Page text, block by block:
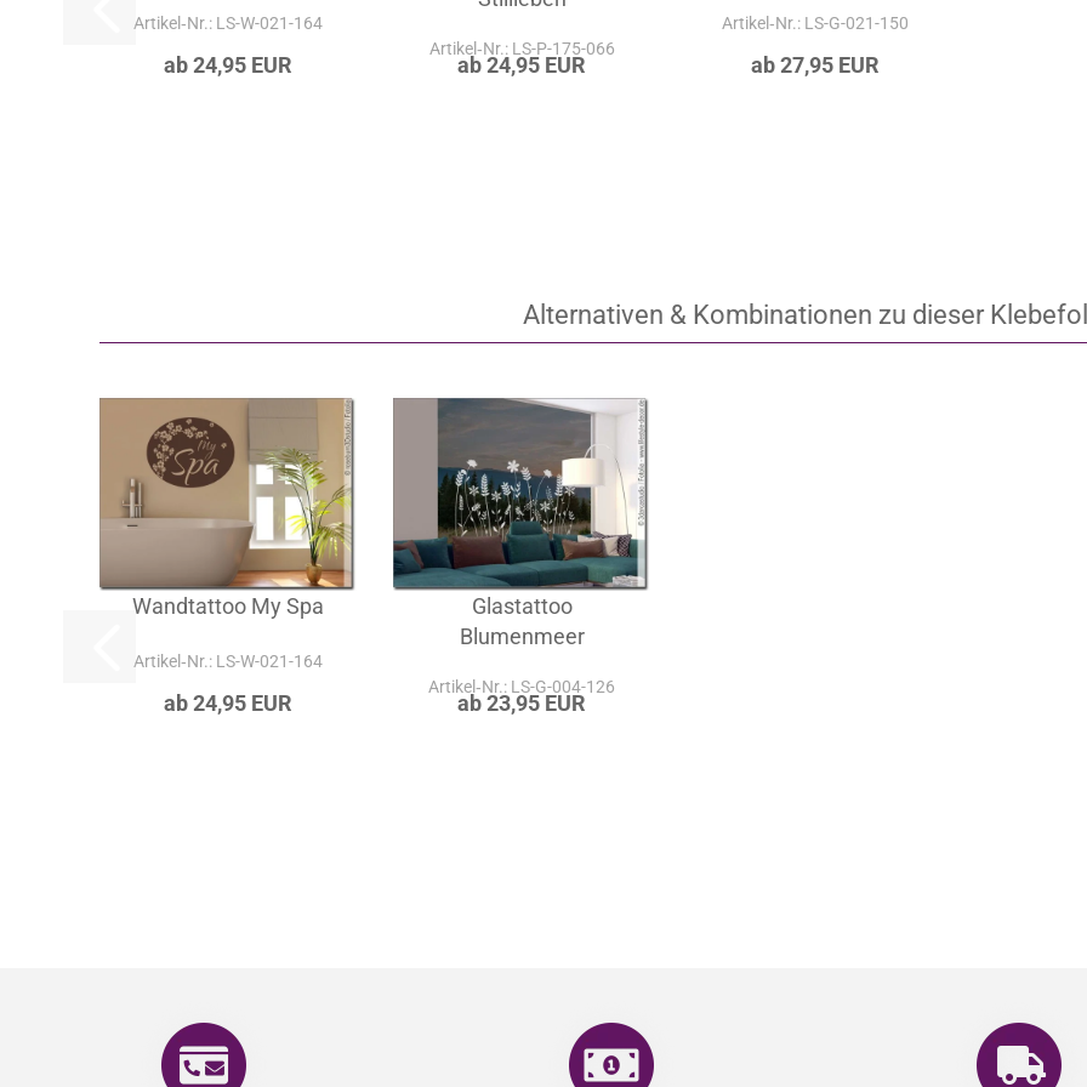
Artikel‑Nr.: LS-W-021-164
ab 24,95 EUR
Artikel‑Nr.: LS-P-175-066
ab 24,95 EUR
Artikel‑Nr.: LS-G-021-150
ab 27,95 EUR
Alternativen & Kombinationen zu dieser
Wandtattoo My Spa
Artikel‑Nr.: LS-W-021-164
ab 24,95 EUR
Glastattoo
Blumenmeer
Artikel‑Nr.: LS-G-004-126
ab 23,95 EUR